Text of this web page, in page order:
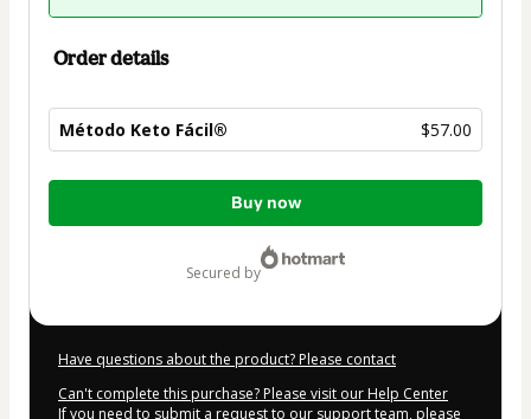
Order details
Método Keto Fácil® $57.00
Total
Buy now
secured by
Have questions about the product? Please contact
Can't complete this purchase? Please visit our Help Center
If you need to submit a request to our support team, please